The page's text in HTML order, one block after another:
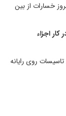
خسارات از بین
اجزاء
روی رایانه